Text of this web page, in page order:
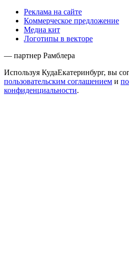
Реклама на сайте
Коммерческое предложение
Медиа кит
Логотипы в векторе
— партнер Рамблера
Используя КудаЕкатеринбург, вы
пользовательским соглашением и
конфиденциальности.